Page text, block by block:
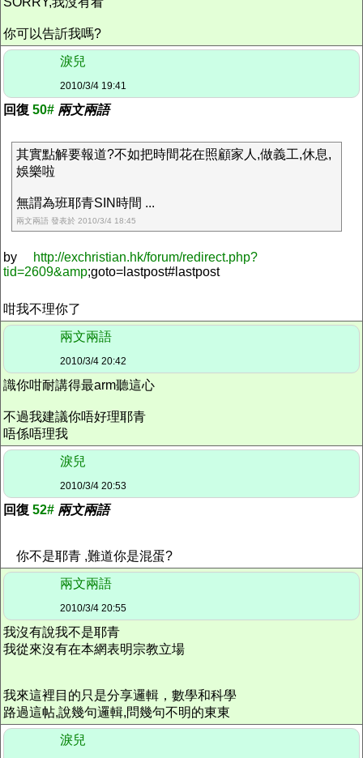
你可以告訢我嗎?
淚兒
2010/3/4 19:41
回復 50# 兩文兩語
其實點解要報道?不如把時間花在照顧家人,做義工,休息,
娛樂啦
無謂為班耶青SIN時間 ...
兩文兩語 發表於 2010/3/4 18:45
by
http://exchristian.hk/forum/redirect.php?
tid=2609&amp;goto=lastpost#lastpost
咁我不理你了
兩文兩語
2010/3/4 20:42
識你咁耐講得最arm聽這心
不過我建議你唔好理耶青
唔係唔理我
淚兒
2010/3/4 20:53
回復 52# 兩文兩語
你不是耶青 ,難道你是混蛋?
兩文兩語
2010/3/4 20:55
我沒有說我不是耶青
我從來沒有在本網表明宗教立場
我來這裡目的只是分享邏輯，數學和科學
路過這帖,說幾句邏輯,問幾句不明的東東
淚兒